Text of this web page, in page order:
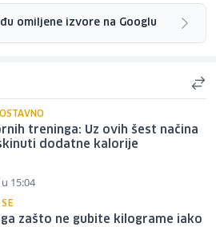
omiljene izvore na Googlu
treninga: Uz ovih šest načina
dodatne kalorije
15:04
zašto ne gubite kilograme iako